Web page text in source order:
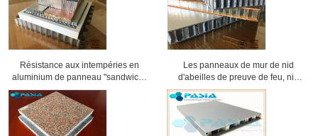
Résistance aux intempéries en
aluminium de panneau "sandwich"
de nid d'abeilles de surface plane
élevée excellente
Les panneaux de mur de nid
d'abeilles de preuve de feu, nid
d'abeilles léger lambrisse la taille
de 1x1 m2